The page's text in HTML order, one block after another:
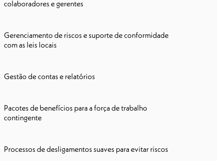
colaboradores e gerentes
Gerenciamento de riscos e suporte de conformidade
com as leis locais
Gestão de contas e relatórios
Pacotes de benefícios para a força de trabalho
contingente
Processos de desligamentos suaves para evitar riscos